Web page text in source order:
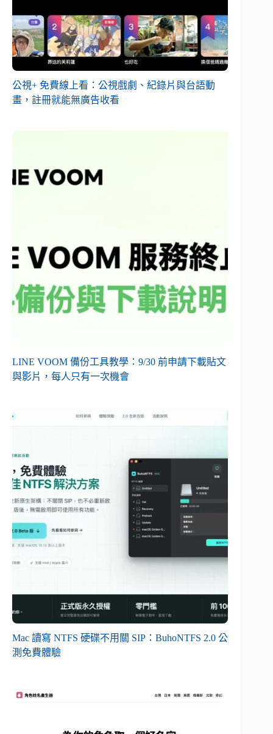
公視+ 免費線上看：公視戲劇、紀錄片與台語動
畫，註冊就能無廣告收看
LINE VOOM 備份工具教學：9/30 前申請下載貼文
與影片，每人只有一次機會
Mac 讀寫 NTFS 硬碟不用關 SIP：BuhoNTFS 2.0 公
測免費體驗